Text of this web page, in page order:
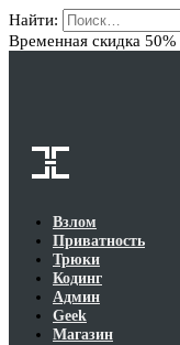
Найти:
Временная скидка 50%
Взлом
Приватность
Трюки
Кодинг
Админ
Geek
Магазин